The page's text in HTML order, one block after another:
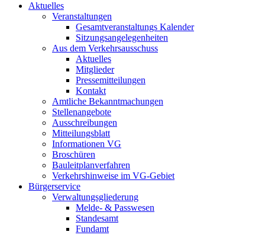
Aktuelles
Veranstaltungen
Gesamtveranstaltungs Kalender
Sitzungsangelegenheiten
Aus dem Verkehrsausschuss
Aktuelles
Mitglieder
Pressemitteilungen
Kontakt
Amtliche Bekanntmachungen
Stellenangebote
Ausschreibungen
Mitteilungsblatt
Informationen VG
Broschüren
Bauleitplanverfahren
Verkehrshinweise im VG-Gebiet
Bürgerservice
Verwaltungsgliederung
Melde- & Passwesen
Standesamt
Fundamt